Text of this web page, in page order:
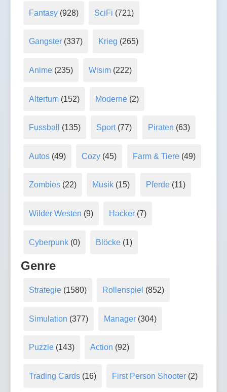
Fantasy(928) SciFi (721)
Gangster(337) Krieg (265)
Anime(235) Wisim (222)
Altertum(152) Moderne (2)
Fussball (135) Sport(77) Piraten (63)
Autos(49) Cozy (45) Farm & Tiere(49)
Zombies(22) Musik (15) Pferde(11)
Wilder Westen (9) Hacker (7)
Cyberpunk(0) Blöcke (1)
Genre
Strategie(1580) Rollenspiel (852)
Simulation (377) Manager (304)
Puzzle(143) Action (92)
Trading Cards(16) First Person Shooter (2)